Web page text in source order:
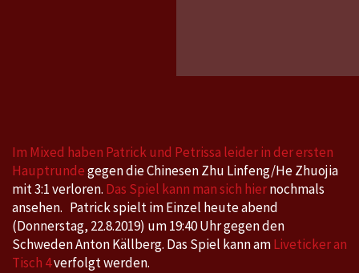
Tour,
20.8.-
Im Mixed haben Patrick und Petrissa leider in der ersten
Hauptrundegegen die Chinesen Zhu Linfeng/He Zhuojia
mit 3:1 verloren. Das Spiel kann man sich hiernochmals
ansehen. Patrick spielt im Einzel heute abend
(Donnerstag, 22.8.2019) um 19:40 Uhr gegen den
Schweden Anton Källberg. Das Spiel kann amLiveticker an
Tisch 4verfolgt werden.